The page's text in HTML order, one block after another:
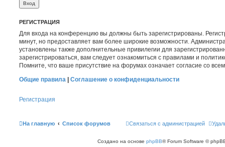
РЕГИСТРАЦИЯ
Для входа на конференцию вы должны быть зарегистрированы.
минут, но предоставляет вам более широкие возможности.
установлены также дополнительные привилегии для
зарегистрироваться, вам следует ознакомиться с правилами и
Помните, что ваше присутствие на форумах означает согласие со
Общие правила
Соглашение о конфиденциальности
Регистрация
На главную Список форумов Связаться с администрацией
Создано на основе phpBB® Forum Software ©